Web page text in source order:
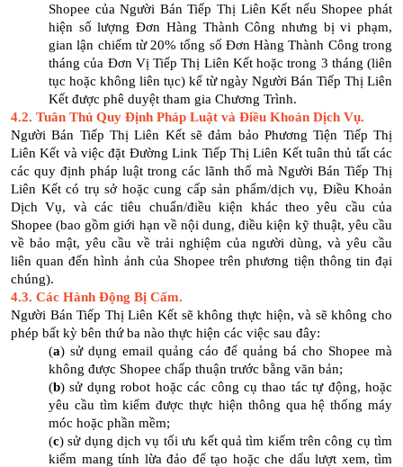
Shopee của Người Bán Tiếp Thị Liên Kết nếu Shopee phát
hiện số lượng Đơn Hàng Thành Công nhưng bị vi phạm,
gian lận chiếm từ 20% tổng số Đơn Hàng Thành Công trong
tháng của Đơn Vị Tiếp Thị Liên Kết hoặc trong 3 tháng (liên
tục hoặc không liên tục) kể từ ngày Người Bán Tiếp Thị Liên
Kết được phê duyệt tham gia Chương Trình.
4.2. Tuân Thủ Quy Định Pháp Luật và Điều Khoản Dịch Vụ.
Người Bán Tiếp Thị Liên Kết sẽ đảm bảo Phương Tiện Tiếp Thị
Liên Kết và việc đặt Đường Link Tiếp Thị Liên Kết tuân thủ tất các
các quy định pháp luật trong các lãnh thổ mà Người Bán Tiếp Thị
Liên Kết có trụ sở hoặc cung cấp sản phẩm/dịch vụ, Điều Khoản
Dịch Vụ, và các tiêu chuẩn/điều kiện khác theo yêu cầu của
Shopee (bao gồm giới hạn về nội dung, điều kiện kỹ thuật, yêu cầu
về bảo mật, yêu cầu về trải nghiệm của người dùng, và yêu cầu
liên quan đến hình ảnh của Shopee trên phương tiện thông tin đại
chúng).
4.3. Các Hành Động Bị Cấm.
Người Bán Tiếp Thị Liên Kết sẽ không thực hiện, và sẽ không cho
phép bất kỳ bên thứ ba nào thực hiện các việc sau đây:
(a) sử dụng email quảng cáo để quảng bá cho Shopee mà
không được Shopee chấp thuận trước bằng văn bản;
(b) sử dụng robot hoặc các công cụ thao tác tự động, hoặc
yêu cầu tìm kiếm được thực hiện thông qua hệ thống máy
móc hoặc phần mềm;
(c) sử dụng dịch vụ tối ưu kết quả tìm kiếm trên công cụ tìm
kiếm mang tính lừa đảo để tạo hoặc che dấu lượt xem, tìm